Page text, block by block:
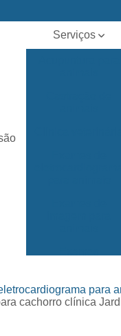
Serviços
Fisioterapia para
animais
para
cachorro clínica